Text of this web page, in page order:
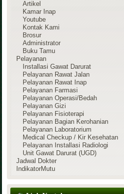
Artikel
Kamar Inap
Youtube
Kontak Kami
Brosur
Administrator
Buku Tamu
Pelayanan
Installasi Gawat Darurat
Pelayanan Rawat Jalan
Pelayanan Rawat Inap
Pelayanan Farmasi
Pelayanan Operasi/Bedah
Pelayanan Gizi
Pelayanan Fisioterapi
Pelayanan Bagian Kerohanian
Pelayanan Laboratorium
Medical Checkup / Kir Kesehatan
Pelayanan Installasi Radiologi
Unit Gawat Darurat (UGD)
Jadwal Dokter
IndikatorMutu